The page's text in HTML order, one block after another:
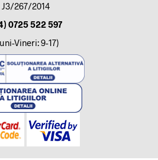
J3/267/2014
0725 522 597
Vineri: 9-17)